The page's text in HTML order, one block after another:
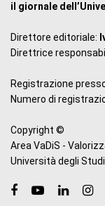
il giornale
Direttore editoriale:
Direttrice
Registrazione
Numero di
Copyright ©
Area VaDiS -
Università degli